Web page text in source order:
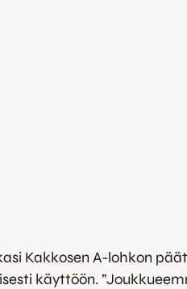
Kakkosen A-lohkon
käyttöön.